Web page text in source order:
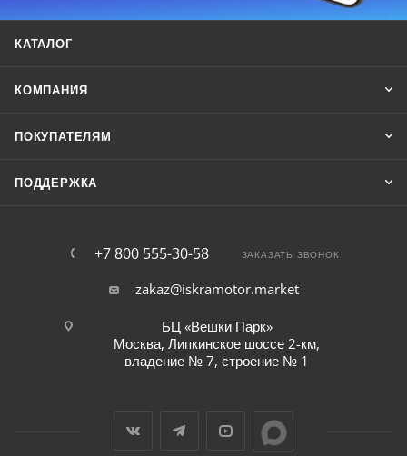
КАТАЛОГ
КОМПАНИЯ
ПОКУПАТЕЛЯМ
ПОДДЕРЖКА
+7 800 555-30-58 ЗАКАЗАТЬ ЗВОНОК
zakaz@iskramotor.market
БЦ «Вешки Парк»
Москва, Липкинское шоссе 2-км,
владение № 7, строение № 1